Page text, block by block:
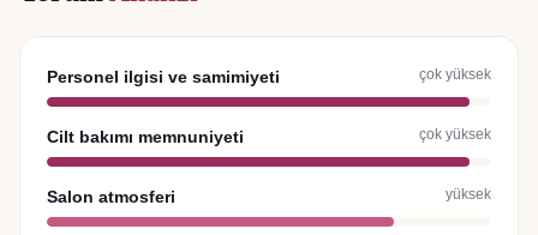
Personel ilgisi ve samimiyeti çok yüksek
Cilt bakımı memnuniyeti çok yüksek
Salon atmosferi yüksek